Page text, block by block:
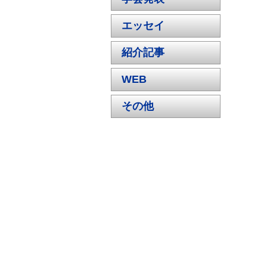
エッセイ
紹介記事
WEB
その他